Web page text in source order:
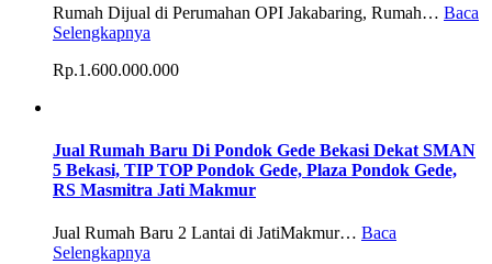
Rumah Dijual di Perumahan OPI Jakabaring, Rumah… Baca
Selengkapnya
Rp.1.600.000.000
Jual Rumah Baru Di Pondok Gede Bekasi Dekat SMAN
5 Bekasi, TIP TOP Pondok Gede, Plaza Pondok Gede,
RS Masmitra Jati Makmur
Jual Rumah Baru 2 Lantai di JatiMakmur… Baca
Selengkapnya